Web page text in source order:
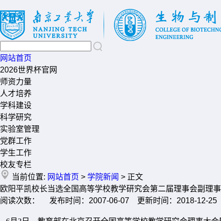
网站首页
2026世界杯官网
师资力量
人才培养
学科建设
科学研究
实验室管理
党群工作
学生工作
校友专栏
当前位置: 网站首页 > 学院新闻 > 正文
欧阳平凯校长当选全国高等学校教学研究会第二届理事会副理
阅读次数： 发布时间：2007-06-07 更新时间：2018-12-25